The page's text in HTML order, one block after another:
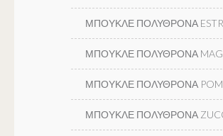
ΜΠΟΥΚΛΕ ΠΟΛΥΘΡΟΝΑ
ΜΠΟΥΚΛΕ ΠΟΛΥΘΡΟΝΑ
ΜΠΟΥΚΛΕ ΠΟΛΥΘΡΟΝΑ
ΜΠΟΥΚΛΕ ΠΟΛΥΘΡΟΝΑ